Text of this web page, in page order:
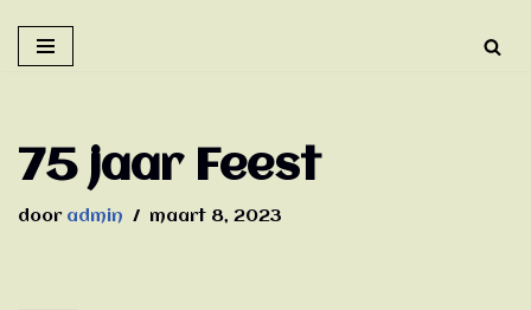
75 jaar Feest
door admin maart 8, 2023